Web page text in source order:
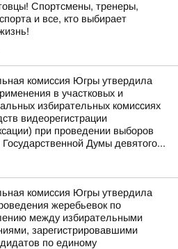
Спортсмены, тренеры,
и все, кто выбирает
комиссия Югры утвердила
в участковых и
избирательных комиссиях
видеорегистрации
при проведении выборов
Государственной Думы девятого...
комиссия Югры утвердила
жеребьевок по
между избирательными
зарегистрировавшими
по единому